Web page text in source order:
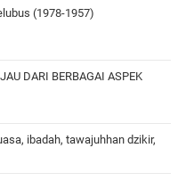
(1978-1957)
DARI BERBAGAI ASPEK
ibadah, tawajuhhan dzikir,